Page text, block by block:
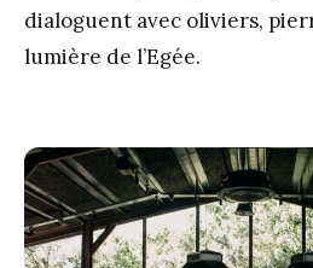
dialoguent avec oliviers,
lumière de l’Egée.